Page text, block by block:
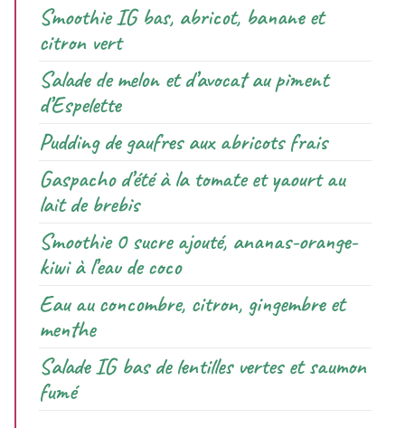
Smoothie IG bas, abricot, banane et
citron vert
Salade de melon et d’avocat au piment
d’Espelette
Pudding de gaufres aux abricots frais
Gaspacho d’été à la tomate et yaourt au
lait de brebis
Smoothie 0 sucre ajouté, ananas-orange-
kiwi à l’eau de coco
Eau au concombre, citron, gingembre et
menthe
Salade IG bas de lentilles vertes et saumon
fumé